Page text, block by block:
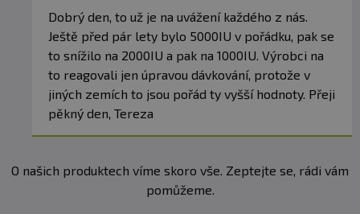
Dobrý den, to už je na uvážení každého z nás.
Ještě před pár lety bylo 5000IU v pořádku, pak se
to snížilo na 2000IU a pak na 1000IU. Výrobci na
to reagovali jen úpravou dávkování, protože v
jiných zemích to jsou pořád ty vyšší hodnoty. Přeji
pěkný den, Tereza
O našich produktech víme skoro vše. Zeptejte se, rádi vám
pomůžeme.